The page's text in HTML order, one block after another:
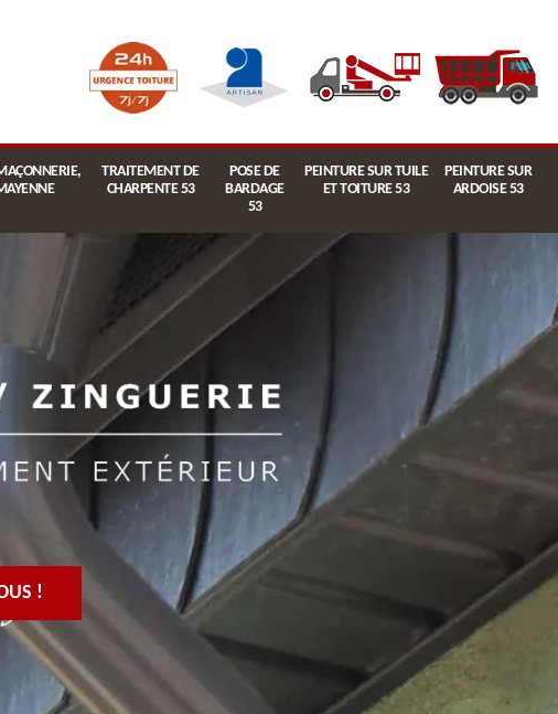
TRAITEMENT DE
CHARPENTE 53
POSE DE
BARDAGE
53
PEINTURE SUR TUILE
ET TOITURE 53
PEINTURE SUR
ARDOISE 53
!